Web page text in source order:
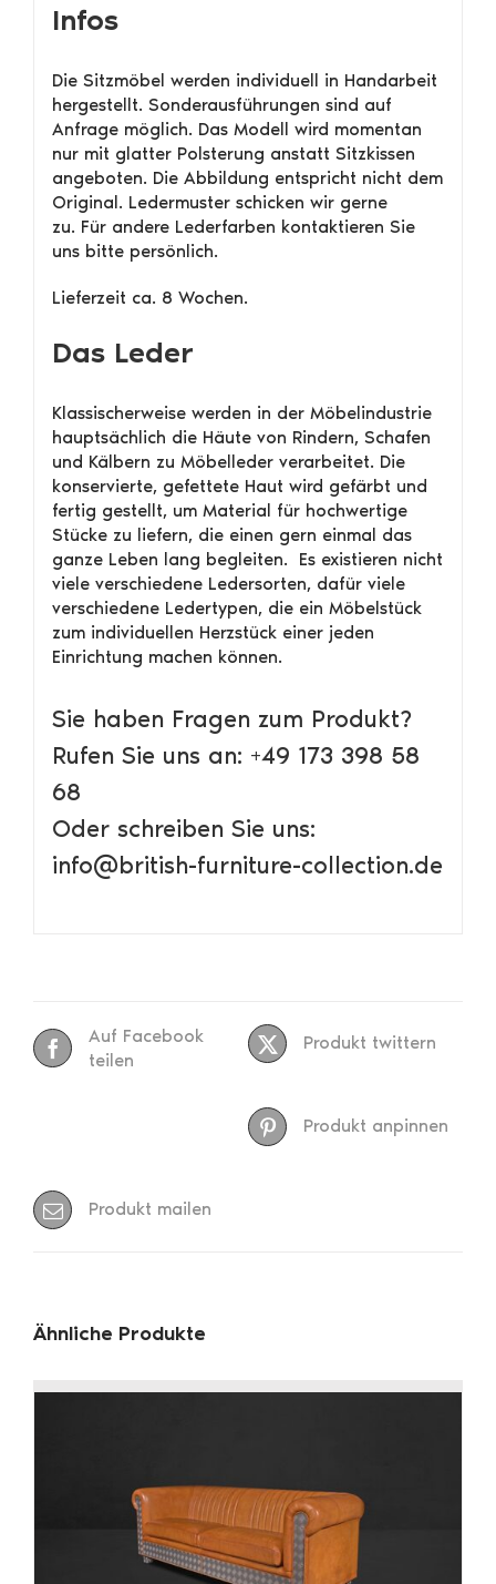
Infos
Die Sitzmöbel werden individuell in Handarbeit
hergestellt. Sonderausführungen sind auf
Anfrage möglich. Das Modell wird momentan
nur mit glatter Polsterung anstatt Sitzkissen
angeboten. Die Abbildung entspricht nicht dem
Original. Ledermuster schicken wir gerne
zu. Für andere Lederfarben kontaktieren Sie
uns bitte persönlich.
Lieferzeit ca. 8 Wochen.
Das Leder
Klassischerweise werden in der Möbelindustrie
hauptsächlich die Häute von Rindern, Schafen
und Kälbern zu Möbelleder verarbeitet. Die
konservierte, gefettete Haut wird gefärbt und
fertig gestellt, um Material für hochwertige
Stücke zu liefern, die einen gern einmal das
ganze Leben lang begleiten. Es existieren nicht
viele verschiedene Ledersorten, dafür viele
verschiedene Ledertypen, die ein Möbelstück
zum individuellen Herzstück einer jeden
Einrichtung machen können.
Sie haben Fragen zum Produkt?
Rufen Sie uns an: +49 173 398 58
68
Oder schreiben Sie uns:
info@british-furniture-collection.de
Auf Facebook
teilen
Produkt twittern
Produkt anpinnen
Produkt mailen
Ähnliche Produkte